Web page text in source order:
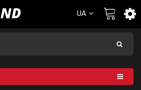
UA